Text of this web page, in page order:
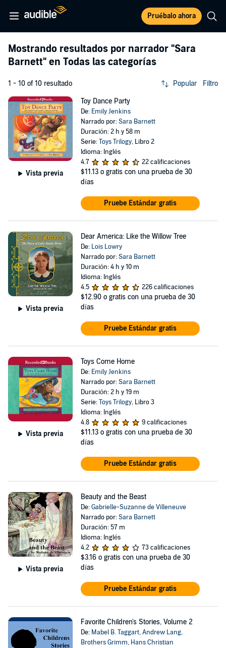
Pruébalo ahora
Mostrando resultados por narrador "Sara
Barnett" en Todas las categorías
1 - 10 of 10 resultado Popular Filtro
Vista previa
Toy Dance Party
De: Emily Jenkins
Narrado por:Sara Barnett
Duración: 2 h y 58 m
Serie:Toys Trilogy, Libro 2
Idioma: Inglés
4.7
22 calificaciones
$11.13 o gratis con una prueba de 30
días
Pruebe Estándar gratis
Vista previa
Dear America: Like the Willow Tree
De: Lois Lowry
Narrado por:Sara Barnett
Duración: 4 h y 10 m
Idioma: Inglés
4.5
226 calificaciones
$12.90 o gratis con una prueba de 30
días
Pruebe Estándar gratis
Vista previa
Toys Come Home
De: Emily Jenkins
Narrado por:Sara Barnett
Duración: 2 h y 19 m
Serie:Toys Trilogy, Libro 3
Idioma: Inglés
4.8
9 calificaciones
$11.13 o gratis con una prueba de 30
días
Pruebe Estándar gratis
Vista previa
Beauty and the Beast
De:Gabrielle-Suzanne de Villeneuve
Narrado por:Sara Barnett
Duración: 57 m
Idioma: Inglés
4.2
73 calificaciones
$3.16 o gratis con una prueba de 30
días
Pruebe Estándar gratis
Favorite Children's Stories, Volume 2
De: Mabel B. Taggart,Andrew Lang,
Brothers Grimm, Hans Christian